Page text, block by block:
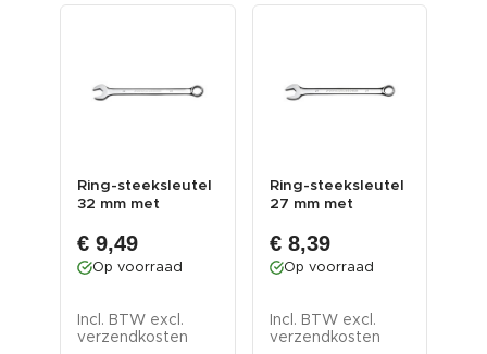
Ring-steeksleutel
32 mm met
garantie
€ 9,49
Op voorraad
Incl. BTW excl.
verzendkosten
Ring-steeksleutel
27 mm met
garantie
€ 8,39
Op voorraad
Incl. BTW excl.
verzendkosten